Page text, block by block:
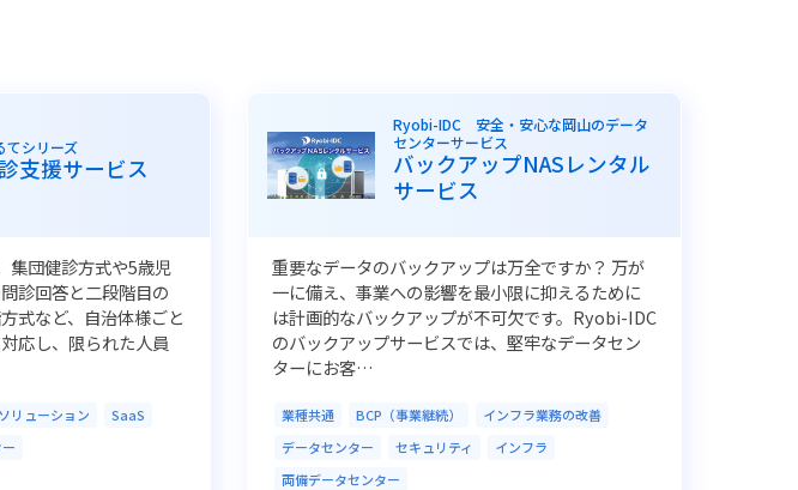
てシリーズ
支援サービス
集団健診方式や5歳児
診回答と二段階目の
式など、自治体様ごと
応し、限られた人員
リューション
SaaS
Ryobi-IDC 安全・安心な岡山のデータ
センターサービス
バックアップNASレンタル
サービス
重要なデータのバックアップは万全ですか？ 万が
一に備え、事業への影響を最小限に抑えるために
は計画的なバックアップが不可欠です。Ryobi-IDC
のバックアップサービスでは、堅牢なデータセン
ターにお客…
業種共通 BCP（事業継続）
インフラ業務の改善
データセンター
セキュリティ
インフラ
両備データセンター